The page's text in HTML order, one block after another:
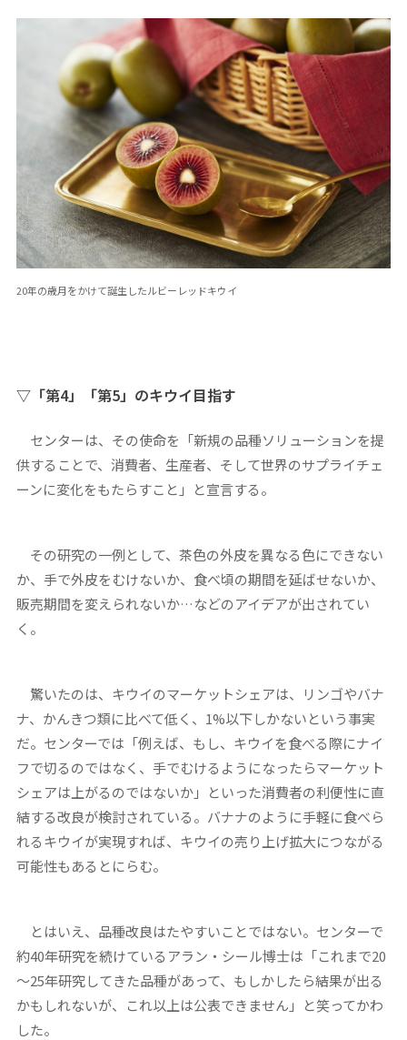
20年の歳月をかけて誕生したルビーレッドキウイ
▽「第4」「第5」のキウイ目指す
センターは、その使命を「新規の品種ソリューションを提
供することで、消費者、生産者、そして世界のサプライチェ
ーンに変化をもたらすこと」と宣言する。
その研究の一例として、茶色の外皮を異なる色にできない
か、手で外皮をむけないか、食べ頃の期間を延ばせないか、
販売期間を変えられないか…などのアイデアが出されてい
く。
驚いたのは、キウイのマーケットシェアは、リンゴやバナ
ナ、かんきつ類に比べて低く、1%以下しかないという事実
だ。センターでは「例えば、もし、キウイを食べる際にナイ
フで切るのではなく、手でむけるようになったらマーケット
シェアは上がるのではないか」といった消費者の利便性に直
結する改良が検討されている。バナナのように手軽に食べら
れるキウイが実現すれば、キウイの売り上げ拡大につながる
可能性もあるとにらむ。
とはいえ、品種改良はたやすいことではない。センターで
約40年研究を続けているアラン・シール博士は「これまで20
～25年研究してきた品種があって、もしかしたら結果が出る
かもしれないが、これ以上は公表できません」と笑ってかわ
した。